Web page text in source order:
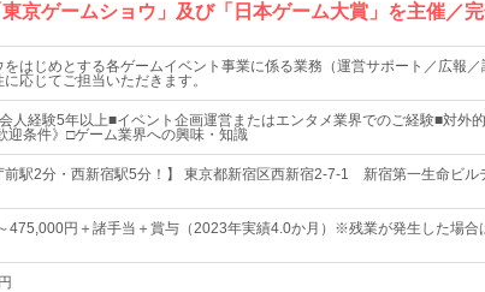
京ゲームショウ」及び「日本ゲーム大賞」を主催／
はじめとする各ゲームイベント事業に係る業務（運営サポート／広報／
応じてご担当いただきます。
会人経験5年以上■イベント企画運営またはエンタメ業界でのご経験■対外
迎条件》□ゲーム業界への興味・知識
前駅2分・西新宿駅5分！】 東京都新宿区西新宿2-7-1 新宿第一生命ビル
475,000円＋諸手当＋賞与（2023年実績4.0か月）※残業が発生した場合